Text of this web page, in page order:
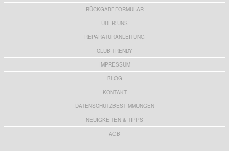
RÜCKGABEFORMULAR
ÜBER UNS
REPARATURANLEITUNG
CLUB TRENDY
IMPRESSUM
BLOG
KONTAKT
DATENSCHUTZBESTIMMUNGEN
NEUIGKEITEN & TIPPS
AGB